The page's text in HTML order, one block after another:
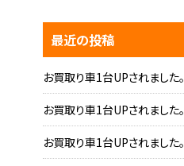
最近の投稿
お買取り車1台UPされました。
お買取り車1台UPされました。
お買取り車1台UPされました。